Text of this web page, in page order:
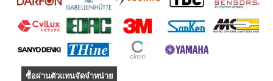
ซื้อผ่านตัวแทนจัดจำหน่าย